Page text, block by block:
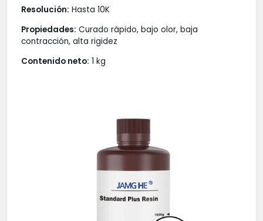
Resolución: Hasta 10K
Propiedades: Curado rápido, bajo olor, baja
contracción, alta rigidez
Contenido neto: 1 kg